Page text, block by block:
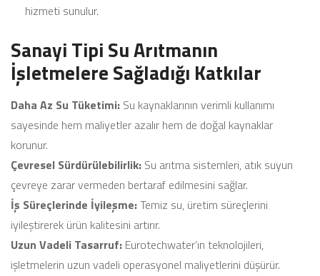
hizmeti sunulur.
Sanayi Tipi Su Arıtmanın
İşletmelere Sağladığı Katkılar
Daha Az Su Tüketimi: Su kaynaklarının verimli kullanımı
sayesinde hem maliyetler azalır hem de doğal kaynaklar
korunur.
Çevresel Sürdürülebilirlik: Su arıtma sistemleri, atık suyun
çevreye zarar vermeden bertaraf edilmesini sağlar.
İş Süreçlerinde İyileşme:Temiz su, üretim süreçlerini
iyileştirerek ürün kalitesini artırır.
Uzun Vadeli Tasarruf: Eurotechwater’ın teknolojileri,
işletmelerin uzun vadeli operasyonel maliyetlerini düşürür.